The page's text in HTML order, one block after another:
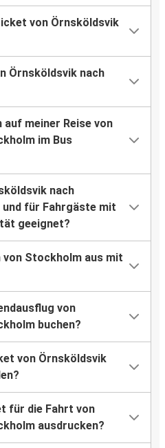
von Örnsköldsvik
Örnsköldsvik nach
auf meiner Reise von
im Bus
nach
für Fahrgäste mit
geeignet?
von Stockholm aus mit
von
buchen?
von Örnsköldsvik
für die Fahrt von
ausdrucken?